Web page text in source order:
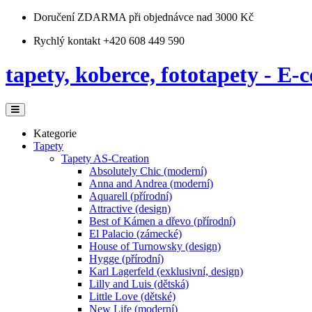
Doručení ZDARMA při objednávce nad 3000 Kč
Rychlý kontakt +420 608 449 590
tapety, koberce, fototapety - E-
Kategorie
Tapety
Tapety AS-Creation
Absolutely Chic (moderní)
Anna and Andrea (moderní)
Aquarell (přírodní)
Attractive (design)
Best of Kámen a dřevo (přírodní)
El Palacio (zámecké)
House of Turnowsky (design)
Hygge (přírodní)
Karl Lagerfeld (exklusivní, design)
Lilly and Luis (dětská)
Little Love (dětské)
New Life (moderní)